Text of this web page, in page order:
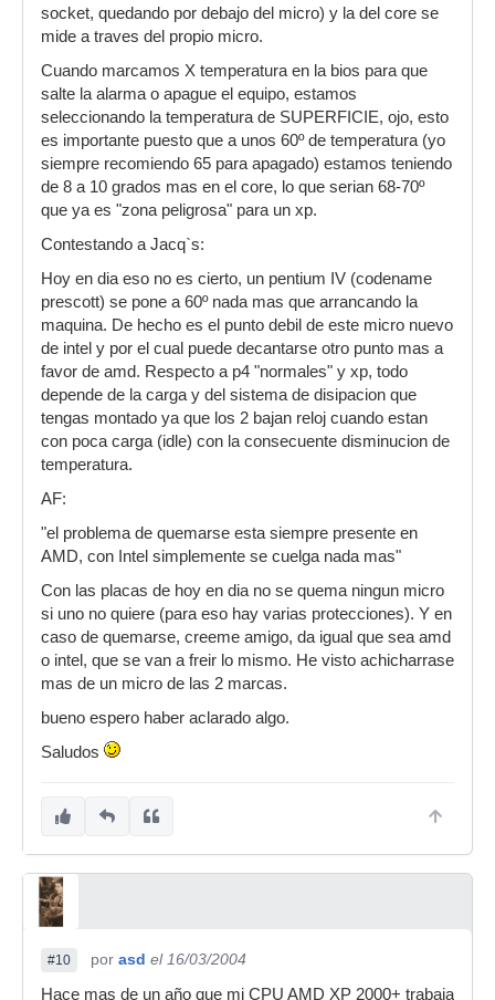
socket, quedando por debajo del micro) y la del core se
mide a traves del propio micro.
Cuando marcamos X temperatura en la bios para que
salte la alarma o apague el equipo, estamos
seleccionando la temperatura de SUPERFICIE, ojo, esto
es importante puesto que a unos 60º de temperatura (yo
siempre recomiendo 65 para apagado) estamos teniendo
de 8 a 10 grados mas en el core, lo que serian 68-70º
que ya es "zona peligrosa" para un xp.
Contestando a Jacq`s:
Hoy en dia eso no es cierto, un pentium IV (codename
prescott) se pone a 60º nada mas que arrancando la
maquina. De hecho es el punto debil de este micro nuevo
de intel y por el cual puede decantarse otro punto mas a
favor de amd. Respecto a p4 "normales" y xp, todo
depende de la carga y del sistema de disipacion que
tengas montado ya que los 2 bajan reloj cuando estan
con poca carga (idle) con la consecuente disminucion de
temperatura.
AF:
"el problema de quemarse esta siempre presente en
AMD, con Intel simplemente se cuelga nada mas"
Con las placas de hoy en dia no se quema ningun micro
si uno no quiere (para eso hay varias protecciones). Y en
caso de quemarse, creeme amigo, da igual que sea amd
o intel, que se van a freir lo mismo. He visto achicharrase
mas de un micro de las 2 marcas.
bueno espero haber aclarado algo.
Saludos
#10 por asd el 16/03/2004
Hace mas de un año que mi CPU AMD XP 2000+ trabaja